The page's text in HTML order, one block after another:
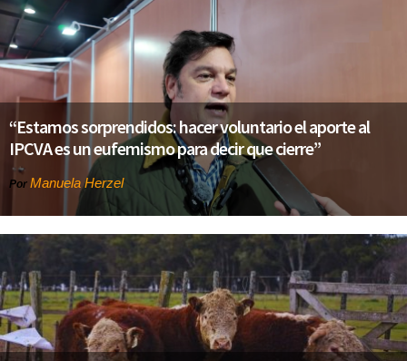
“Estamos sorprendidos: hacer voluntario el aporte al
IPCVA es un eufemismo para decir que cierre”
Por Manuela Herzel